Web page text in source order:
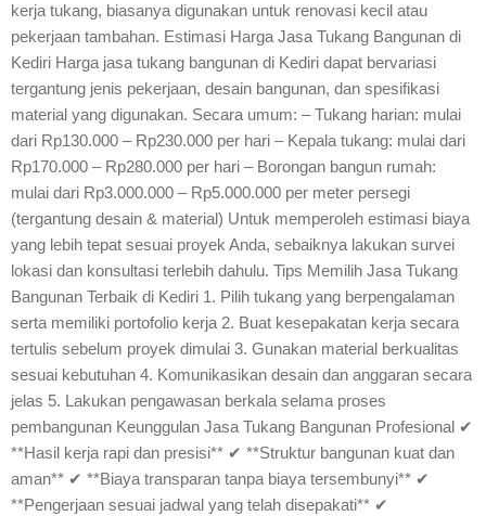
kerja tukang, biasanya digunakan untuk renovasi kecil atau
pekerjaan tambahan. Estimasi Harga Jasa Tukang Bangunan di
Kediri Harga jasa tukang bangunan di Kediri dapat bervariasi
tergantung jenis pekerjaan, desain bangunan, dan spesifikasi
material yang digunakan. Secara umum: – Tukang harian: mulai
dari Rp130.000 – Rp230.000 per hari – Kepala tukang: mulai dari
Rp170.000 – Rp280.000 per hari – Borongan bangun rumah:
mulai dari Rp3.000.000 – Rp5.000.000 per meter persegi
(tergantung desain & material) Untuk memperoleh estimasi biaya
yang lebih tepat sesuai proyek Anda, sebaiknya lakukan survei
lokasi dan konsultasi terlebih dahulu. Tips Memilih Jasa Tukang
Bangunan Terbaik di Kediri 1. Pilih tukang yang berpengalaman
serta memiliki portofolio kerja 2. Buat kesepakatan kerja secara
tertulis sebelum proyek dimulai 3. Gunakan material berkualitas
sesuai kebutuhan 4. Komunikasikan desain dan anggaran secara
jelas 5. Lakukan pengawasan berkala selama proses
pembangunan Keunggulan Jasa Tukang Bangunan Profesional ✔
**Hasil kerja rapi dan presisi** ✔ **Struktur bangunan kuat dan
aman** ✔ **Biaya transparan tanpa biaya tersembunyi** ✔
**Pengerjaan sesuai jadwal yang telah disepakati** ✔